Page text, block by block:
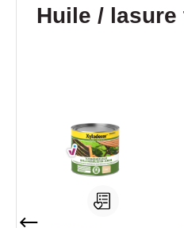
Ignorer la galerie de
Huile /